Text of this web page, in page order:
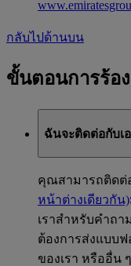
กลับไปด้านบน
ขั้นตอนการร้อ
ฉันจะติดต่อกับเ
คุณสามารถติดต่
หน้าต่างเดียวกัน)
เราสำหรับคำถ
ต้องการส่งแบบ
ของเรา หรืออื่น ๆ